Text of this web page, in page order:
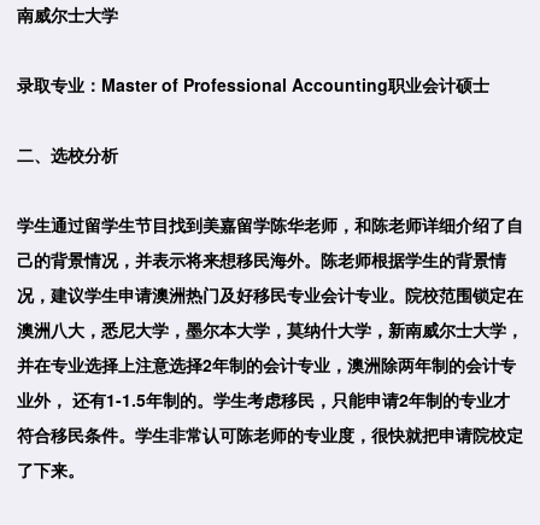
南威尔士大学
录取专业：Master of Professional Accounting职业会计硕士
二、选校分析
学生通过留学生节目找到美嘉留学陈华老师，和陈老师详细介绍了自
己的背景情况，并表示将来想移民海外。陈老师根据学生的背景情
况，建议学生申请澳洲热门及好移民专业会计专业。院校范围锁定在
澳洲八大，悉尼大学，墨尔本大学，莫纳什大学，新南威尔士大学，
并在专业选择上注意选择2年制的会计专业，澳洲除两年制的会计专
业外， 还有1-1.5年制的。学生考虑移民，只能申请2年制的专业才
符合移民条件。学生非常认可陈老师的专业度，很快就把申请院校定
了下来。